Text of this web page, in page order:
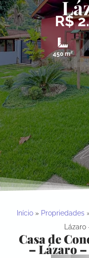
R$
450 m²
Início» Propriedades
Lázaro
Casa de
– Lázaro –